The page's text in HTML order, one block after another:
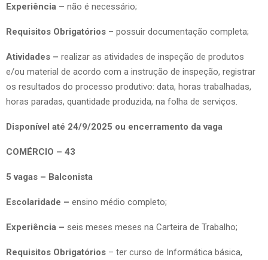
Experiência – não é necessário;
Requisitos Obrigatórios – possuir documentação completa;
Atividades – realizar as atividades de inspeção de produtos
e/ou material de acordo com a instrução de inspeção, registrar
os resultados do processo produtivo: data, horas trabalhadas,
horas paradas, quantidade produzida, na folha de serviços.
Disponível até 24/9/2025 ou encerramento da vaga
COMÉRCIO – 43
5 vagas – Balconista
Escolaridade – ensino médio completo;
Experiência – seis meses meses na Carteira de Trabalho;
Requisitos Obrigatórios – ter curso de Informática básica,